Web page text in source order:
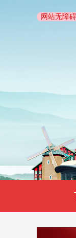
网站无障碍